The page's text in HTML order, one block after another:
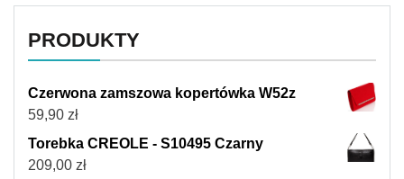
PRODUKTY
Czerwona zamszowa kopertówka W52z
59,90 zł
Torebka CREOLE - S10495 Czarny
209,00 zł